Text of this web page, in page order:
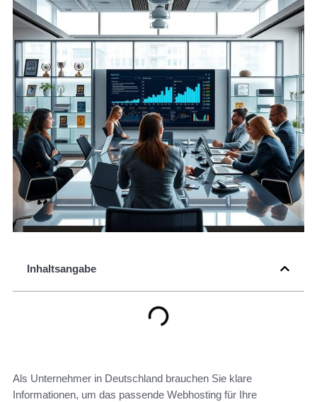
Inhaltsangabe
Als Unternehmer in Deutschland brauchen Sie klare
Informationen, um das passende Webhosting für Ihre